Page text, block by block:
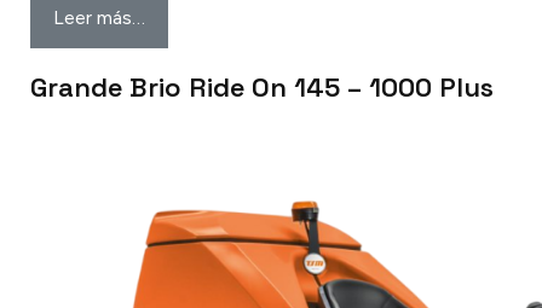
Leer más…
Grande Brio Ride On 145 – 1000 Plus